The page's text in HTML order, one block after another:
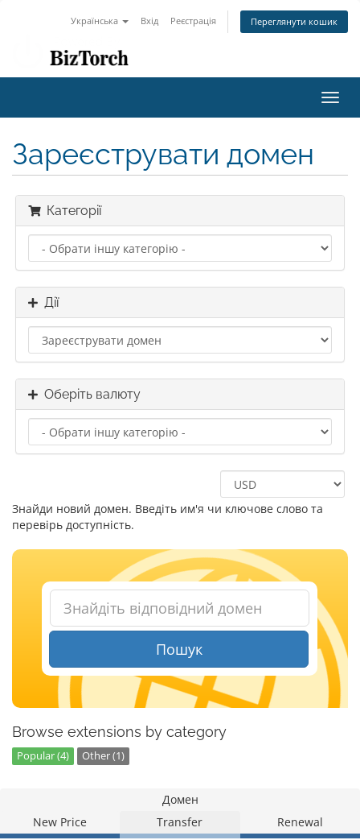
Українська Вхід Реєстрація Переглянути кошик
Зареєструвати домен
Категорії
Дії
Оберіть валюту
Знайди новий домен. Введіть им'я чи ключове слово та
перевірь доступність.
Пошук
Browse extensions by category
Popular (4) Other (1)
Домен
New Price
Transfer Renewal